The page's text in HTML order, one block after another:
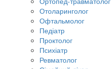
Отоларинголог
Офтальмолог
Педіатр
Проктолог
Психіатр
Ревматолог